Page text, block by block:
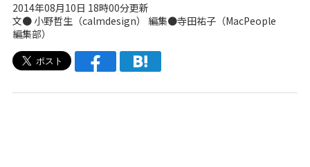
2014年08月10日 18時00分更新
文● 小野哲生（calmdesign） 編集●寺田祐子（MacPeople
編集部）